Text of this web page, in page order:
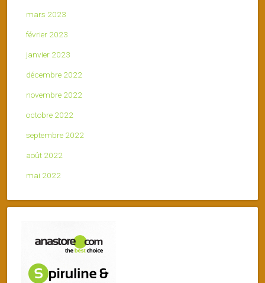
mars 2023
février 2023
janvier 2023
décembre 2022
novembre 2022
octobre 2022
septembre 2022
août 2022
mai 2022